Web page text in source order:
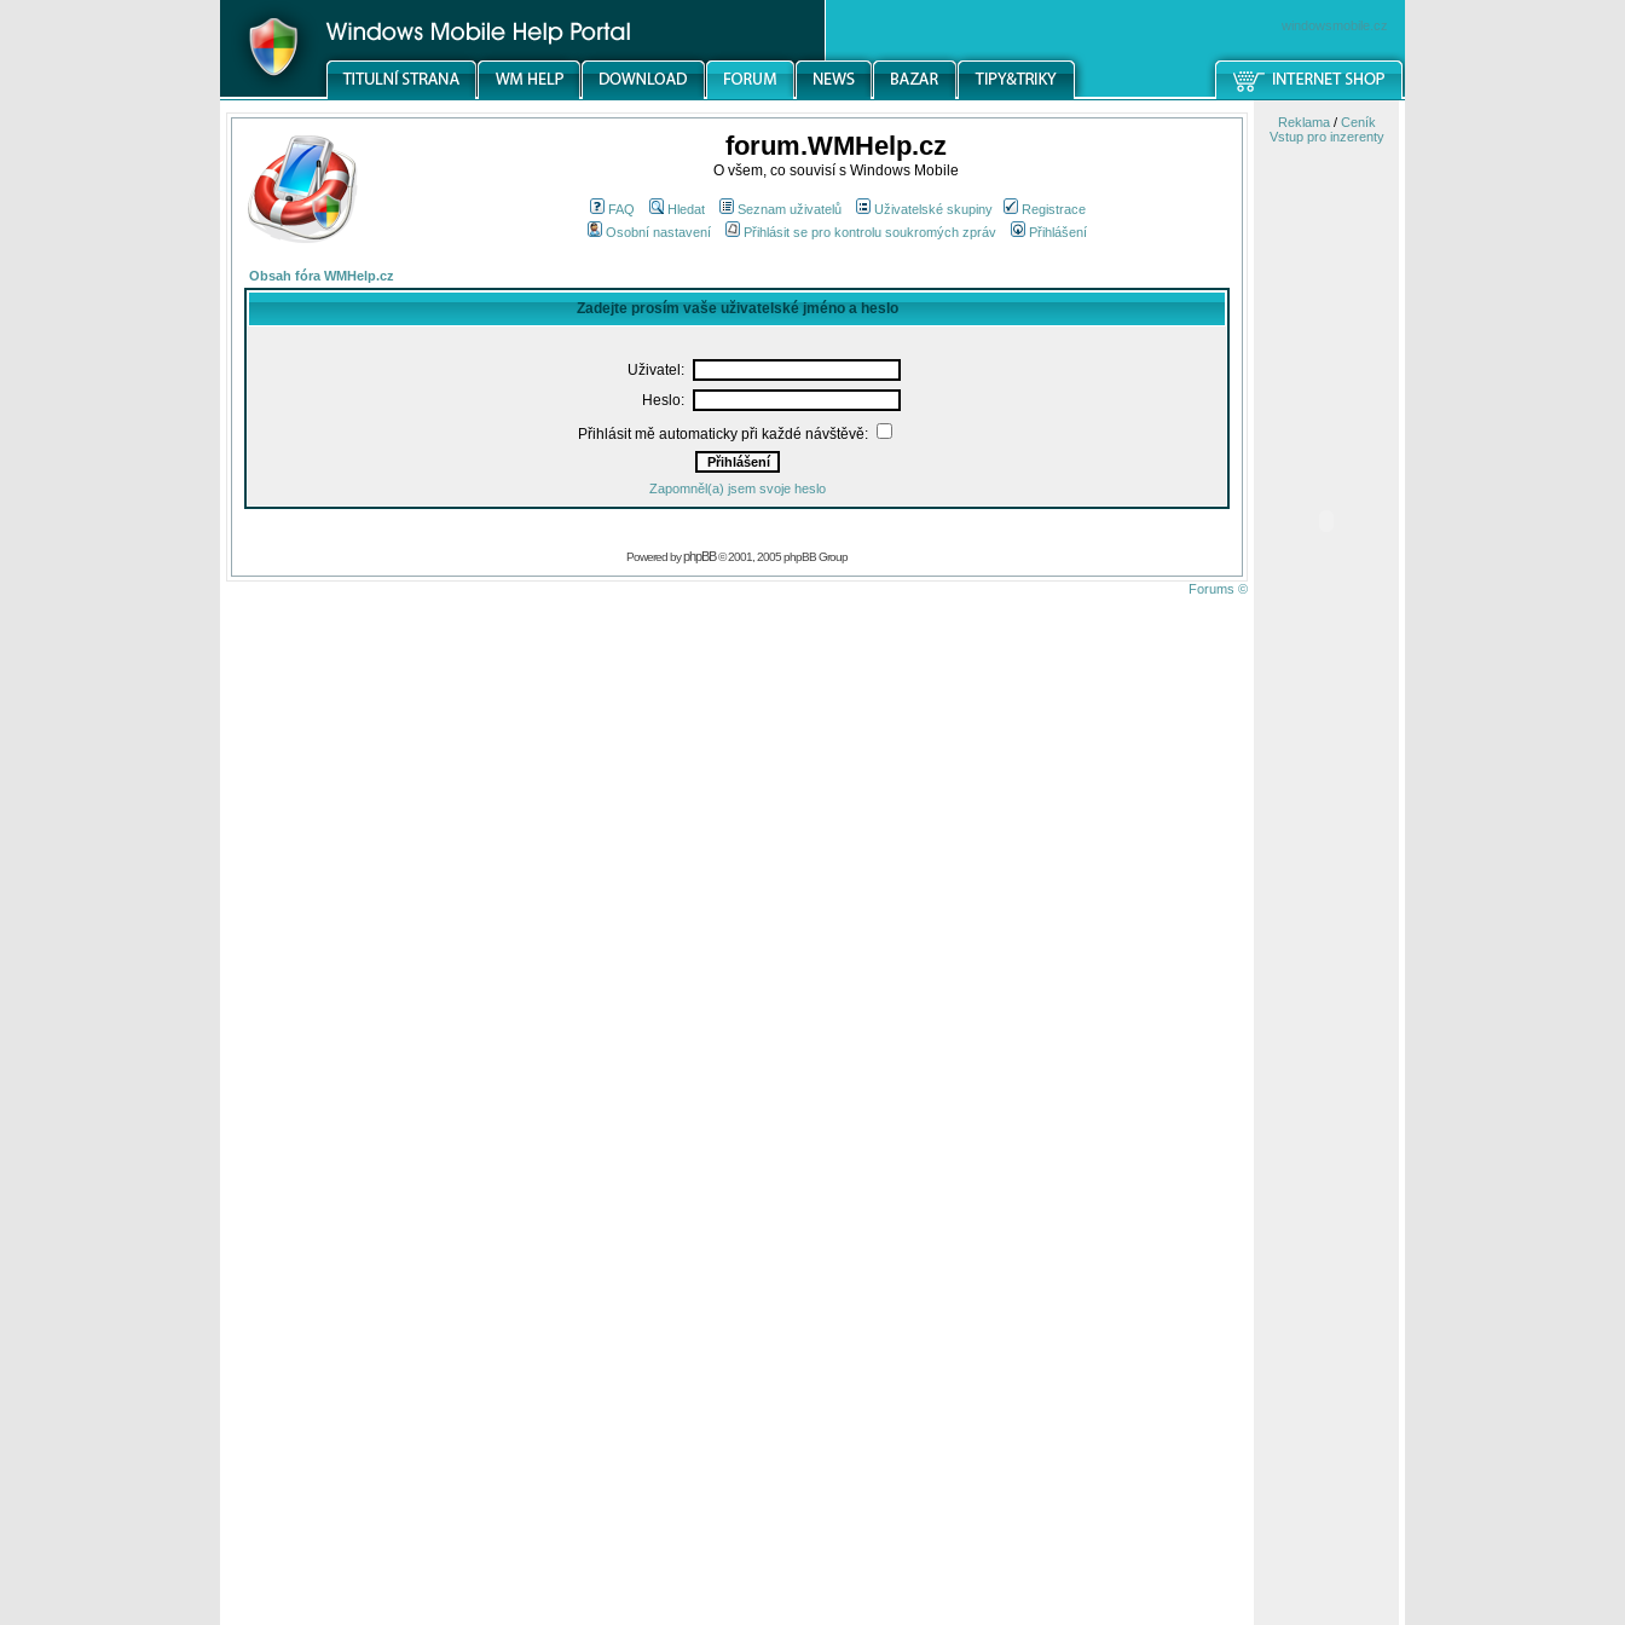
windowsmobile.cz
forum.WMHelp.cz
O všem, co souvisí s Windows Mobile
FAQ Hledat Seznam uživatelů Uživatelské skupiny
Registrace
Osobní nastavení
Přihlásit se pro kontrolu soukromých zpráv Přihlášení
Obsah fóra WMHelp.cz
Zadejte prosím vaše uživatelské jméno a heslo
Uživatel:
Heslo:
Přihlásit mě automaticky při každé návštěvě:
Zapomněl(a) jsem svoje heslo
Powered byphpBB© 2001, 2005 phpBB Group
Forums ©
Reklama/ Ceník
Vstup pro inzerenty